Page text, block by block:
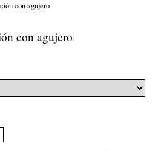
con agujero
con agujero